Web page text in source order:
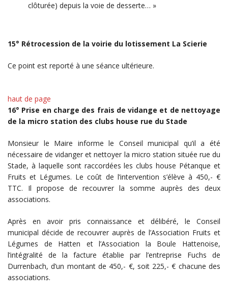
clôturée) depuis la voie de desserte… »
15° Rétrocession de la voirie du lotissement La Scierie
Ce point est reporté à une séance ultérieure.
haut de page
16° Prise en charge des frais de vidange et de nettoyage
de la micro station des clubs house rue du Stade
Monsieur le Maire informe le Conseil municipal qu’il a été
nécessaire de vidanger et nettoyer la micro station située rue du
Stade, à laquelle sont raccordées les clubs house Pétanque et
Fruits et Légumes. Le coût de l’intervention s’élève à 450,- €
TTC. Il propose de recouvrer la somme auprès des deux
associations.
Après en avoir pris connaissance et délibéré, le Conseil
municipal décide de recouvrer auprès de l’Association Fruits et
Légumes de Hatten et l’Association la Boule Hattenoise,
l’intégralité de la facture établie par l’entreprise Fuchs de
Durrenbach, d’un montant de 450,- €, soit 225,- € chacune des
associations.